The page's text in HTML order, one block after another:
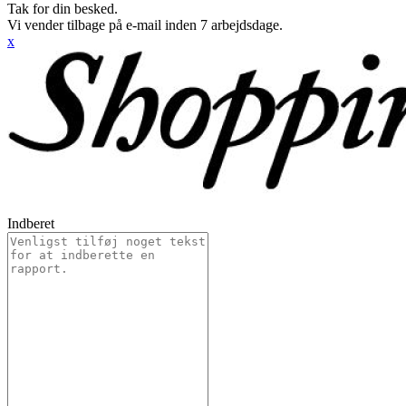
Tak for din besked.
Vi vender tilbage på e-mail inden 7 arbejdsdage.
x
Indberet